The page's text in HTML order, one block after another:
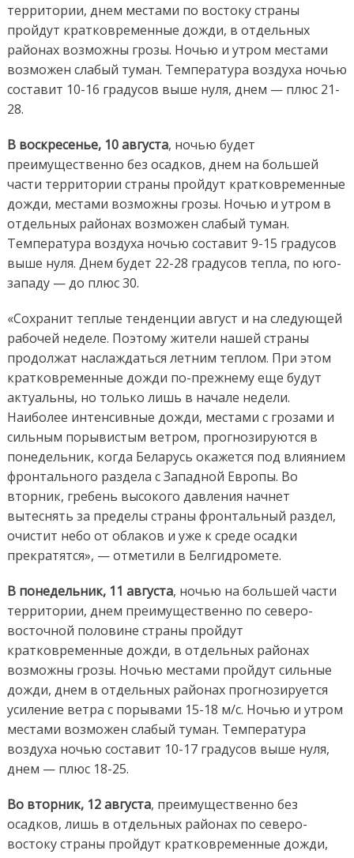
территории, днем местами по востоку страны
пройдут кратковременные дожди, в отдельных
районах возможны грозы. Ночью и утром местами
возможен слабый туман. Температура воздуха ночью
составит 10-16 градусов выше нуля, днем — плюс 21-
28.
В воскресенье, 10 августа, ночью будет
преимущественно без осадков, днем на большей
части территории страны пройдут кратковременные
дожди, местами возможны грозы. Ночью и утром в
отдельных районах возможен слабый туман.
Температура воздуха ночью составит 9-15 градусов
выше нуля. Днем будет 22-28 градусов тепла, по юго-
западу — до плюс 30.
«Сохранит теплые тенденции август и на следующей
рабочей неделе. Поэтому жители нашей страны
продолжат наслаждаться летним теплом. При этом
кратковременные дожди по-прежнему еще будут
актуальны, но только лишь в начале недели.
Наиболее интенсивные дожди, местами с грозами и
сильным порывистым ветром, прогнозируются в
понедельник, когда Беларусь окажется под влиянием
фронтального раздела с Западной Европы. Во
вторник, гребень высокого давления начнет
вытеснять за пределы страны фронтальный раздел,
очистит небо от облаков и уже к среде осадки
прекратятся», — отметили в Белгидромете.
В понедельник, 11 августа, ночью на большей части
территории, днем преимущественно по северо-
восточной половине страны пройдут
кратковременные дожди, в отдельных районах
возможны грозы. Ночью местами пройдут сильные
дожди, днем в отдельных районах прогнозируется
усиление ветра с порывами 15-18 м/с. Ночью и утром
местами возможен слабый туман. Температура
воздуха ночью составит 10-17 градусов выше нуля,
днем — плюс 18-25.
Во вторник, 12 августа, преимущественно без
осадков, лишь в отдельных районах по северо-
востоку страны пройдут кратковременные дожди,